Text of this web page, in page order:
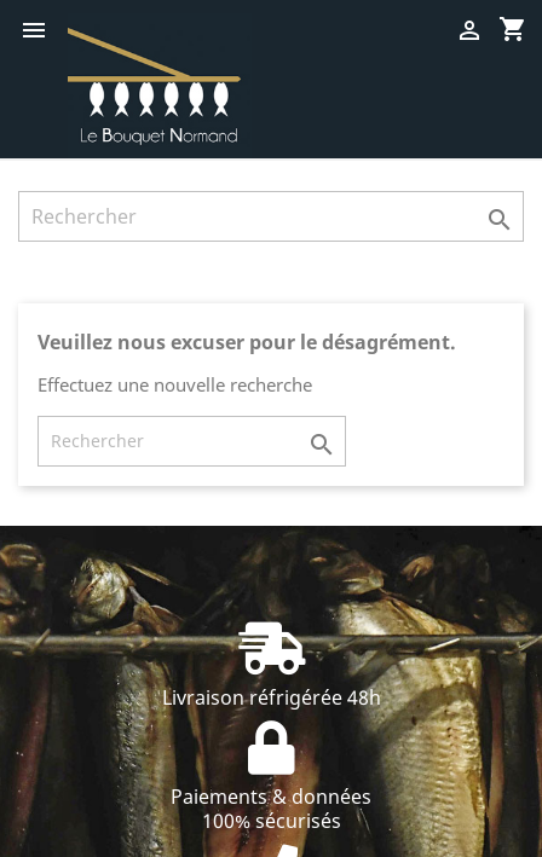
 shopping_cart


Veuillez nous excuser pour le désagrément.
Effectuez une nouvelle recherche

Livraison réfrigérée 48h
Paiements & données
100% sécurisés